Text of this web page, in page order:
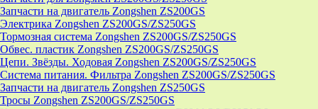
Запчасти на двигатель Zongshen ZS200GS
Электрика Zongshen ZS200GS/ZS250GS
Тормозная система Zongshen ZS200GS/ZS250GS
Обвес. пластик Zongshen ZS200GS/ZS250GS
Цепи. Звёзды. Ходовая Zongshen ZS200GS/ZS250GS
Система питания. Фильтра Zongshen ZS200GS/ZS250GS
Запчасти на двигатель Zongshen ZS250GS
Тросы Zongshen ZS200GS/ZS250GS